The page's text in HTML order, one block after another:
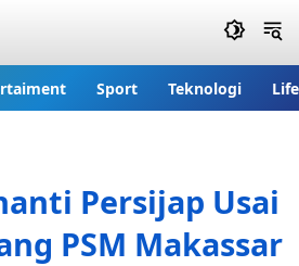
Sport Teknologi
Persijap Usai
PSM Makassar